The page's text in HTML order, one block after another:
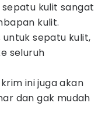
kulit sangat
kulit.
untuk sepatu kulit,
seluruh
ini juga akan
dan gak mudah